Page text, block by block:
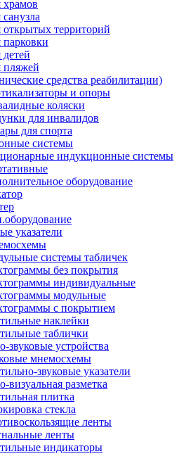
храмов
открытых территорий
парковки
детей
пляжей
средства реабилитации)
и опоры
коляски
для инвалидов
для спорта
системы
индукционные системы
оборудование
указатели
системы табличек
без покрытия
индивидуальные
модульные
с покрытием
наклейки
таблички
звуковые устройства
мнемосхемы
звуковые указатели
визуальная разметка
плитка
стекла
ленты
ленты
индикаторы